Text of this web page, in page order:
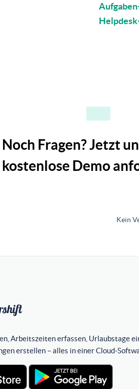
Noch Fragen? Jetzt
kostenlose Demo
Kein
Arbeitszeiten erfassen, Urlaubstage
erstellen – alles in einer Cloud-